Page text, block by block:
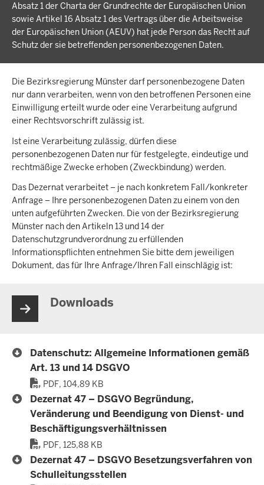
Absatz 1 der Charta der Grundrechte der Europäischen Union
sowie Artikel 16 Absatz 1 des Vertrags über die Arbeitsweise
der Europäischen Union (AEUV) hat jede Person das Recht auf
Schutz der sie betreffenden personenbezogenen Daten.
Die Bezirksregierung Münster darf personenbezogene Daten
nur dann verarbeiten, wenn von den betroffenen Personen eine
Einwilligung erteilt wurde oder eine Verarbeitung aufgrund
einer Rechtsvorschrift zulässig ist.
Ist eine Verarbeitung zulässig, dürfen diese
personenbezogenen Daten nur für festgelegte, eindeutige und
rechtmäßige Zwecke erhoben (Zweckbindung) werden.
Das Dezernat verarbeitet – je nach konkretem Fall/konkreter
Anfrage – Ihre personenbezogenen Daten zu einem von den
unten aufgeführten Zwecken. Die von der Bezirksregierung
Münster nach den Artikeln 13 und 14 der
Datenschutzgrundverordnung zu erfüllenden
Informationspflichten entnehmen Sie bitte dem jeweiligen
Dokument, das für Ihre Anfrage/Ihren Fall einschlägig ist:
Downloads
Datenschutz: Allgemeine Informationen gemäß
Art. 13 und 14 DSGVO
PDF, 104,89 KB
Dezernat 47 – DSGVO Begründung,
Veränderung und Beendigung von Dienst- und
Beschäftigungsverhältnissen
PDF, 125,88 KB
Dezernat 47 – DSGVO Besetzungsverfahren von
Schulleitungsstellen